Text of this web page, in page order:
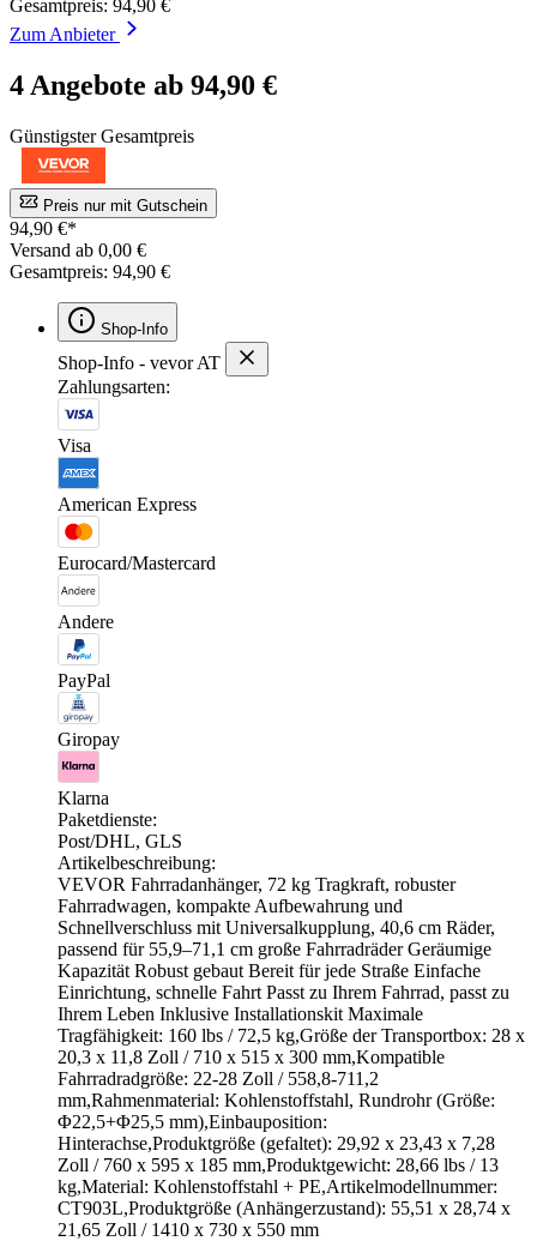
Gesamtpreis: 94,90 €
Zum Anbieter
4 Angebote ab 94,90 €
Günstigster Gesamtpreis
Preis nur mit Gutschein
94,90 €*
Versand ab 0,00 €
Gesamtpreis: 94,90 €
Shop-Info
Shop-Info - vevor AT
Zahlungsarten:
Visa
American Express
Eurocard/Mastercard
Andere
PayPal
Giropay
Klarna
Paketdienste:
Post/DHL, GLS
Artikelbeschreibung:
VEVOR Fahrradanhänger, 72 kg Tragkraft, robuster
Fahrradwagen, kompakte Aufbewahrung und
Schnellverschluss mit Universalkupplung, 40,6 cm Räder,
passend für 55,9–71,1 cm große Fahrradräder Geräumige
Kapazität Robust gebaut Bereit für jede Straße Einfache
Einrichtung, schnelle Fahrt Passt zu Ihrem Fahrrad, passt zu
Ihrem Leben Inklusive Installationskit Maximale
Tragfähigkeit: 160 lbs / 72,5 kg,Größe der Transportbox: 28 x
20,3 x 11,8 Zoll / 710 x 515 x 300 mm,Kompatible
Fahrradradgröße: 22-28 Zoll / 558,8-711,2
mm,Rahmenmaterial: Kohlenstoffstahl, Rundrohr (Größe:
Φ22,5+Φ25,5 mm),Einbauposition:
Hinterachse,Produktgröße (gefaltet): 29,92 x 23,43 x 7,28
Zoll / 760 x 595 x 185 mm,Produktgewicht: 28,66 lbs / 13
kg,Material: Kohlenstoffstahl + PE,Artikelmodellnummer:
CT903L,Produktgröße (Anhängerzustand): 55,51 x 28,74 x
21,65 Zoll / 1410 x 730 x 550 mm